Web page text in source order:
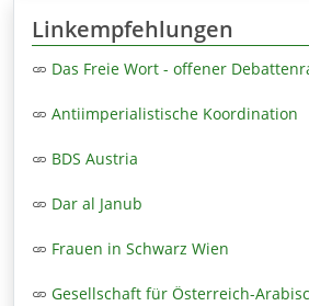
Linkempfehlungen
Das Freie Wort - offener
Antiimperialistische Koordination
BDS Austria
Dar al Janub
Frauen in Schwarz Wien
Gesellschaft für Österreich-